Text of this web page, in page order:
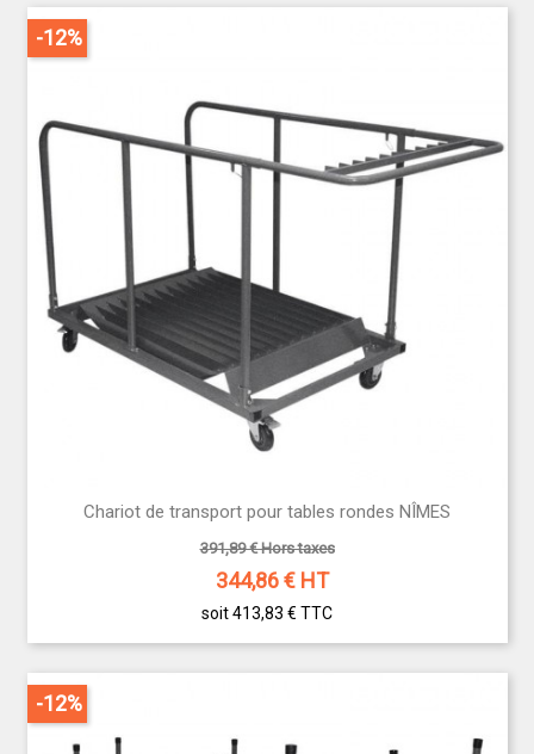
Chariot de transport pour tables rondes NÎMES
391,89 € Hors taxes
344,86€ HT
soit 413,83 € TTC
-12%
-12%